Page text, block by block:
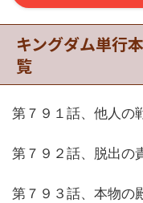
キングダム単行
覧
第７９１話、他人の
第７９２話、脱出の
第７９３話、本物の